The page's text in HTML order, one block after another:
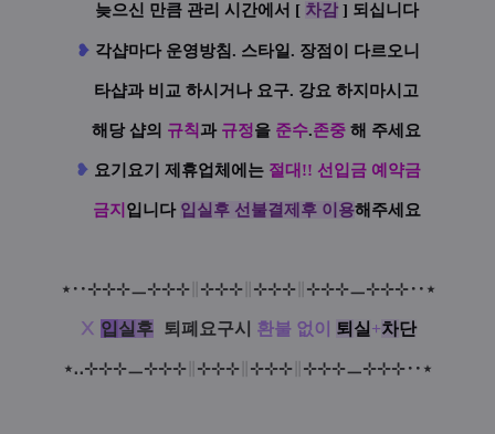
늦으신 만큼 관리 시간에서 [ 차감] 되십니다
❥ 각샵마다 운영방침. 스타일. 장점이 다르오니
타샵과 비교 하시거나 요구. 강요 하지마시고
해당 샵의 규칙 과 규정을 준수.존중 해 주세요
❥ 요기요기 제휴업체에는 절대!! 선입금 예약금
금지 입니다 입실후 선불결제후 이용해주세요
⋆ ‥⊹⊹⊹ㅡ⊹⊹⊹∥ ⊹⊹⊹∥ ⊹⊹⊹∥ ⊹⊹⊹ㅡ⊹⊹⊹‥ ⋆
Ⅹ 입 실 후 퇴폐요구시 환불 없이 퇴 실 +차단
⋆‥⊹⊹⊹ㅡ⊹⊹⊹ ⊹⊹⊹ ⊹⊹⊹ ⊹⊹⊹ㅡ⊹⊹⊹‥ ⋆